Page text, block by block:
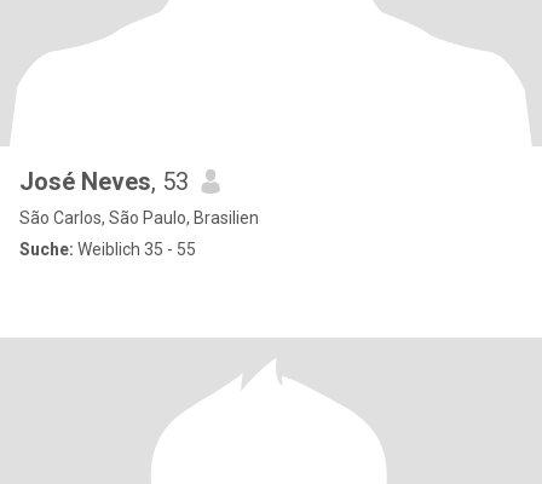
José Neves, 53
São Carlos, São Paulo, Brasilien
Suche: Weiblich 35 - 55